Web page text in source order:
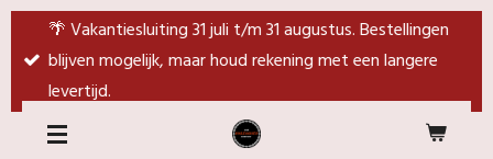
direct
de
hoofdinhoud
🌴 Vakantiesluiting 31 juli t/m 31 augustus. Bestellingen
blijven mogelijk, maar houd rekening met een langere
levertijd.